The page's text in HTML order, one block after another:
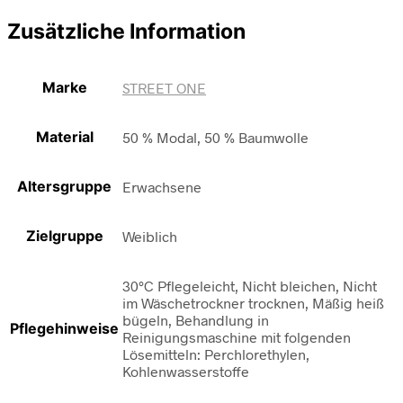
Zusätzliche Information
Marke STREET ONE
Material 50 % Modal, 50 % Baumwolle
Altersgruppe Erwachsene
Zielgruppe Weiblich
Pflegehinweise
30°C Pflegeleicht, Nicht bleichen, Nicht
im Wäschetrockner trocknen, Mäßig heiß
bügeln, Behandlung in
Reinigungsmaschine mit folgenden
Lösemitteln: Perchlorethylen,
Kohlenwasserstoffe